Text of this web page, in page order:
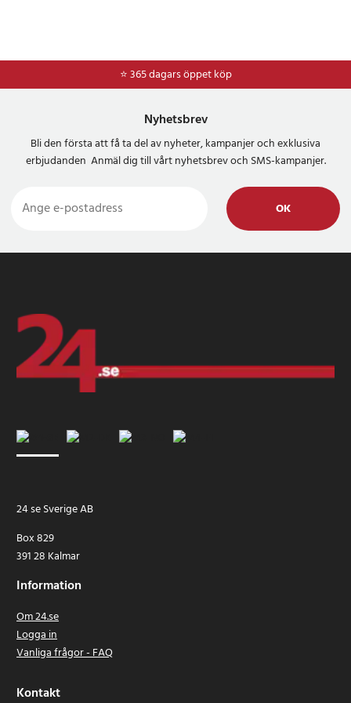
⭐ 365 dagars öppet köp
Nyhetsbrev
Bli den första att få ta del av nyheter, kampanjer och exklusiva
erbjudanden Anmäl dig till vårt nyhetsbrev och SMS-kampanjer.
OK
24 se Sverige AB
Box 829
391 28 Kalmar
Information
Om 24.se
Logga in
Vanliga frågor - FAQ
Kontakt